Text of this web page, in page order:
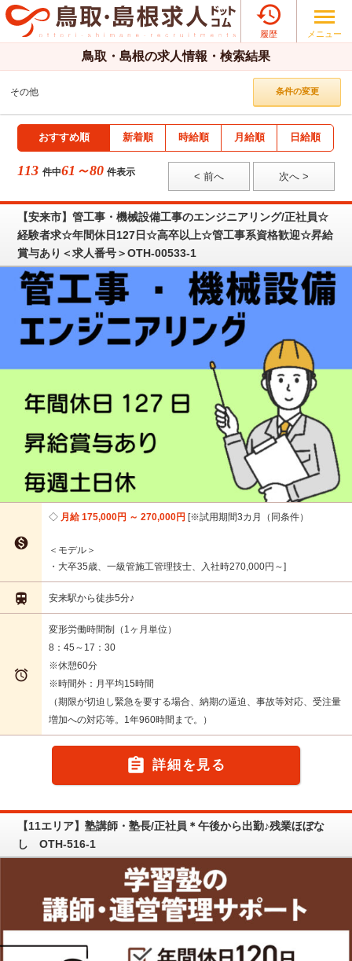

履歴 メニュー
鳥取・島根の求人情報・検索結果
その他 条件の変更
おすすめ順 新着順 時給順 月給順 日給順
113 件中61～80 件表示 < 前へ 次へ >
【安来市】管工事・機械設備工事のエンジニアリング/正社員☆
経験者求☆年間休日127日☆高卒以上☆管工事系資格歓迎☆昇給
賞与あり＜求人番号＞OTH-00533-1

月給 175,000円 ～ 270,000円 ※試用期間3カ月（同条件）
＜モデル＞
・大卒35歳、一級管施工管理技士、入社時270,000円～
 安来駅から徒歩5分♪

変形労働時間制（1ヶ月単位）
8：45～17：30
※休憩60分
※時間外：月平均15時間
（期限が切迫し緊急を要する場合、納期の逼迫、事故等対応、受注量
増加への対応等。1年960時間まで。）
 詳細を見る
【11エリア】塾講師・塾長/正社員＊午後から出勤♪残業ほぼな
し OTH-516-1